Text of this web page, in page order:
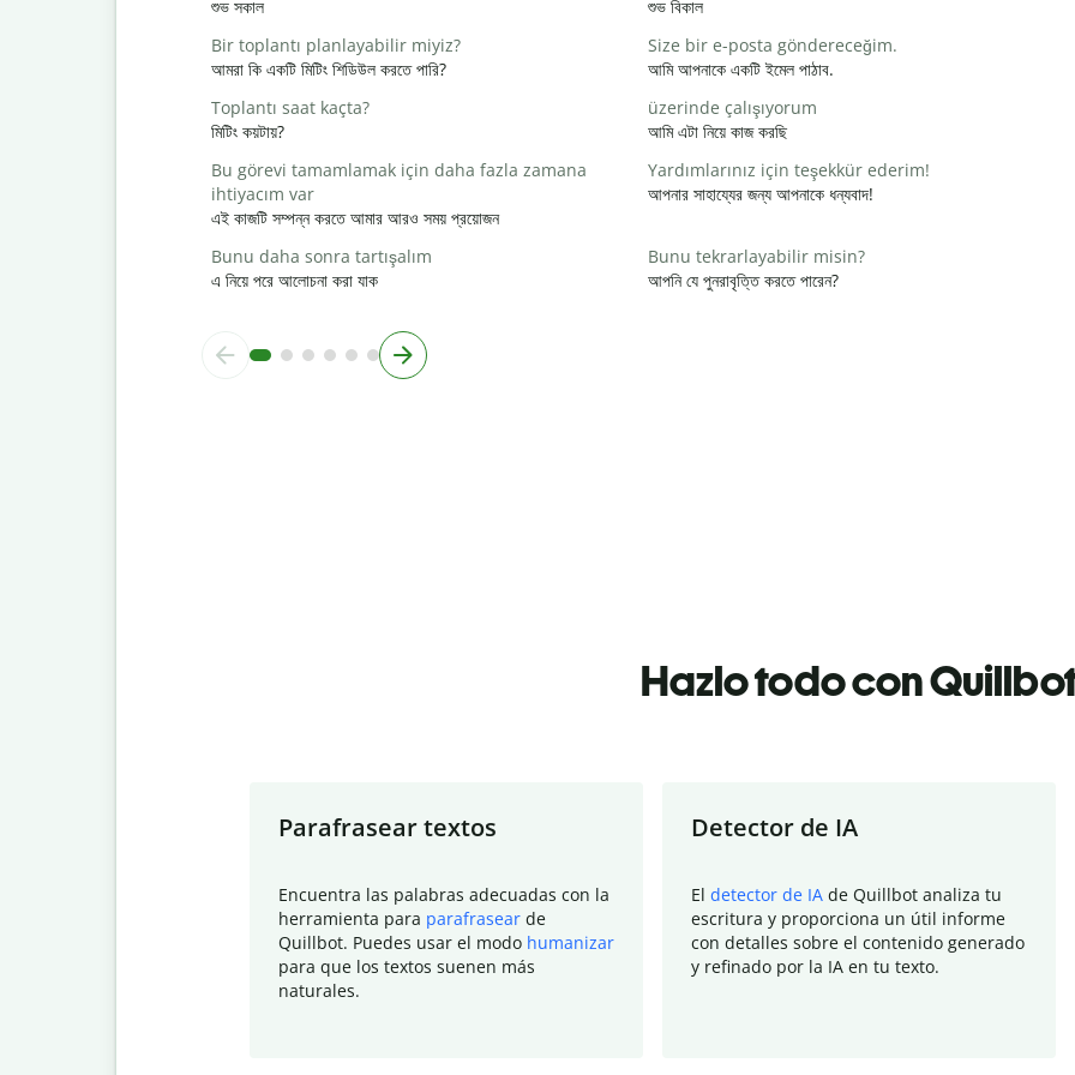
শুভ সকাল
শুভ বিকাল
Bir toplantı planlayabilir miyiz?
আমরা কি একটি মিটিং শিডিউল করতে পারি?
Size bir e-posta göndereceğim.
আমি আপনাকে একটি ইমেল পাঠাব.
Toplantı saat kaçta?
মিটিং কয়টায়?
üzerinde çalışıyorum
আমি এটা নিয়ে কাজ করছি
Bu görevi tamamlamak için daha fazla zamana
ihtiyacım var
এই কাজটি সম্পন্ন করতে আমার আরও সময় প্রয়োজন
Yardımlarınız için teşekkür ederim!
আপনার সাহায্যের জন্য আপনাকে ধন্যবাদ!
Bunu daha sonra tartışalım
এ নিয়ে পরে আলোচনা করা যাক
Bunu tekrarlayabilir misin?
আপনি যে পুনরাবৃত্তি করতে পারেন?
Hazlo todo con
Parafrasear textos
Encuentra las palabras adecuadas con la
herramienta para parafrasear de
Quillbot. Puedes usar el modo humanizar
para que los textos suenen más
naturales.
Detector de IA
El detector de IA de Quillbot analiza tu
escritura y proporciona un útil informe
con detalles sobre el contenido generado
y refinado por la IA en tu texto.